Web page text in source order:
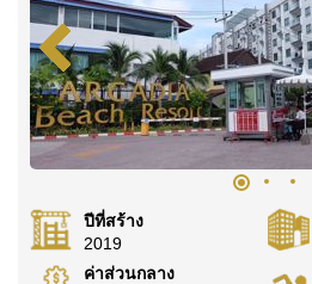
ปีที่สร้าง
2019
ค่าส่วนกลาง